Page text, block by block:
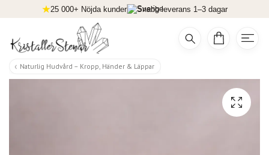
25 000+ Nöjda kunder Snabb leverans 1–3 dagar
Naturlig Hudvård – Kropp, Händer & Läppar